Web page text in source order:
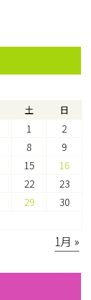
土 日
1
2
8
9
15
16
22
23
29
30
1月 »